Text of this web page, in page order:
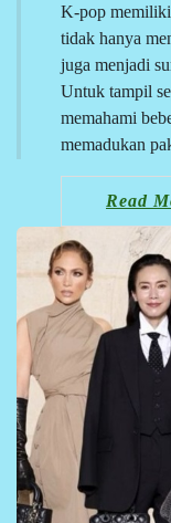
K-pop memiliki
tidak hanya
juga menjadi
Untuk tampil
memahami
memadukan
Read